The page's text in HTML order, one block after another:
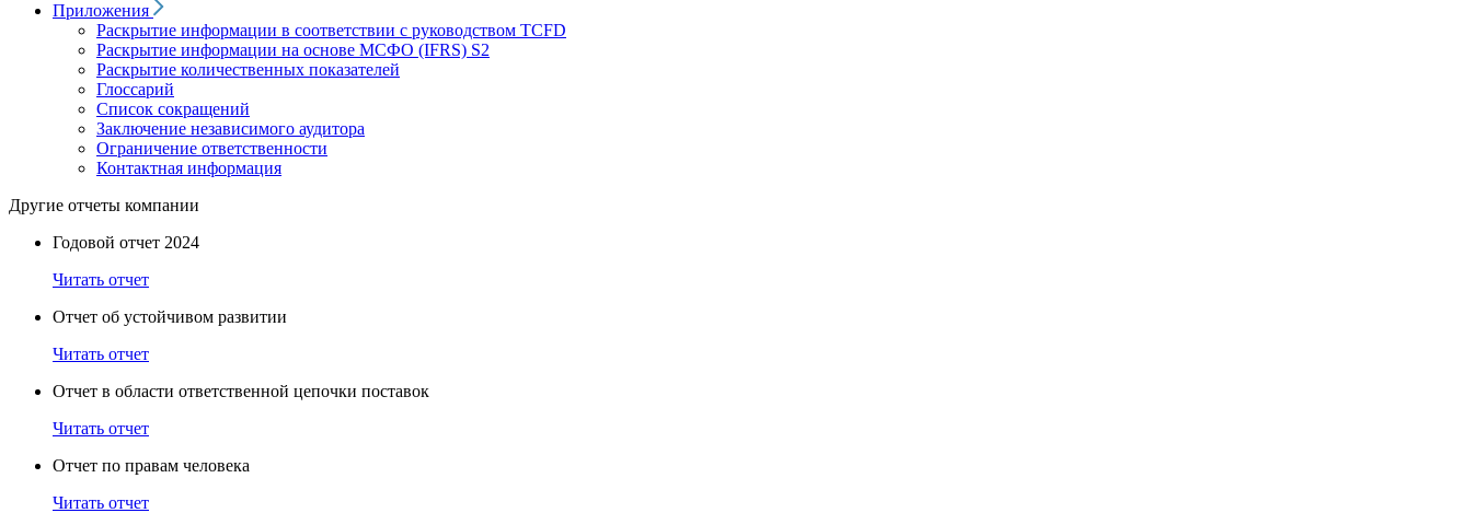
Приложения
Раскрытие информации в соответствии с руководством TCFD
Раскрытие информации на основе МСФО (IFRS) S2
Раскрытие количественных показателей
Глоссарий
Список сокращений
Заключение независимого аудитора
Ограничение ответственности
Контактная информация
Другие отчеты компании
Годовой отчет 2024
Читать отчет
Отчет об устойчивом развитии
Читать отчет
Отчет в области ответственной цепочки поставок
Читать отчет
Отчет по правам человека
Читать отчет